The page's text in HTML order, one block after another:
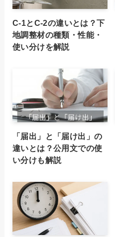
C-1とC-2の違いとは？下
地調整材の種類・性能・
使い分けを解説
「届出」と「届け出」の
違いとは？公用文での使
い分けも解説